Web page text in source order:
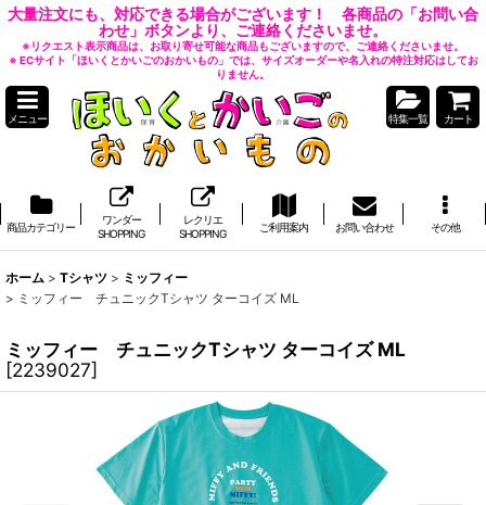
大量注文にも、対応できる場合がございます！ 各商品の「お問い合
わせ」ボタンより、ご連絡くださいませ。
※リクエスト表示商品は、お取り寄せ可能な商品もございますので、ご連絡くださいませ。
※ ECサイト「ほいくとかいごのおかいもの」では、サイズオーダーや名入れの特注対応はしてお
りません。
メニュー 特集一覧 カート
商品カテゴリー
ワンダー
SHOPPING
レクリエ
SHOPPING
ご利用案内 お問い合わせ その他
ホーム > Tシャツ > ミッフィー
> ミッフィー チュニックTシャツ ターコイズ ML
ミッフィー チュニックTシャツ ターコイズ ML
[2239027]